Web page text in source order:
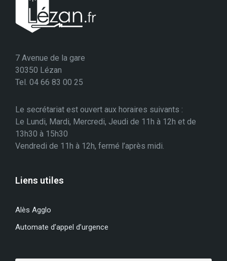
7 Avenue de la gare
30350 Lézan
Tel. 04 66 83 00 25
Le secrétariat est ouvert aux horaires suivants :
Le Lundi, Mardi, Mercredi, Jeudi de 11h à 12h et de
13h30 à 15h30
Vendredi de 11h à 12h, fermé l’après midi.
Liens utiles
Alès Agglo
Automate d’appel d’urgence